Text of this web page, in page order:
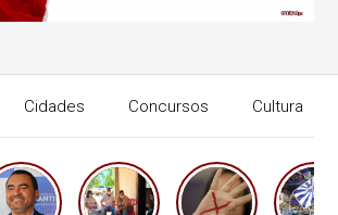
Cidades Concursos Cultura